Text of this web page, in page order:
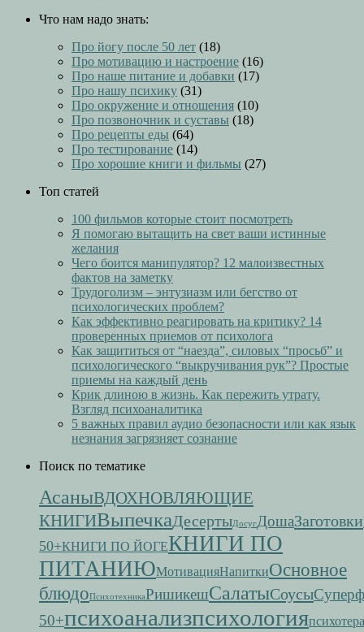
Что нам надо знать:
Про йогу после 50 лет (18)
Про мотивацию и настроение (16)
Про наше питание и добавки (17)
Про нашу психику (31)
Про окружение и отношения (10)
Про позвоночник и суставы (18)
Про рецепты еды (64)
Про тестирование (14)
Про хорошие книги и фильмы (27)
Топ статей
100 фильмов которые стоит посмотреть
Я помогаю вытащить на свет ваши истинные
желания
Чего боится манипулятор? 12 малоизвестных
фактов на заметку
Трудоголизм – энтузиазм или бегство от
психологических проблем?
Как эффективно реагировать на критику? 14
проверенных приемов от психолога
Как защититься от “наезда”, силовых “просьб” и
психологического “выкручивания рук”? Простые
приемы на каждый день
Крик длиною в жизнь. Как пережить утрату.
Взгляд психоаналитика
5 важных правил аудио безопасности или как язык
незнания загрязняет сознание
Поиск по тематике
АсаныВДОХНОВЛЯЮЩИЕ
КНИГИВыпечкаДесертыДосугДошаЗаготовки
50+КНИГИ ПО ЙОГЕКНИГИ ПО
ПИТАНИЮМотивацияНапиткиОсновное
блюдоПсихотехникаРишикешСалатыСоусы
50+психоанализпсихология